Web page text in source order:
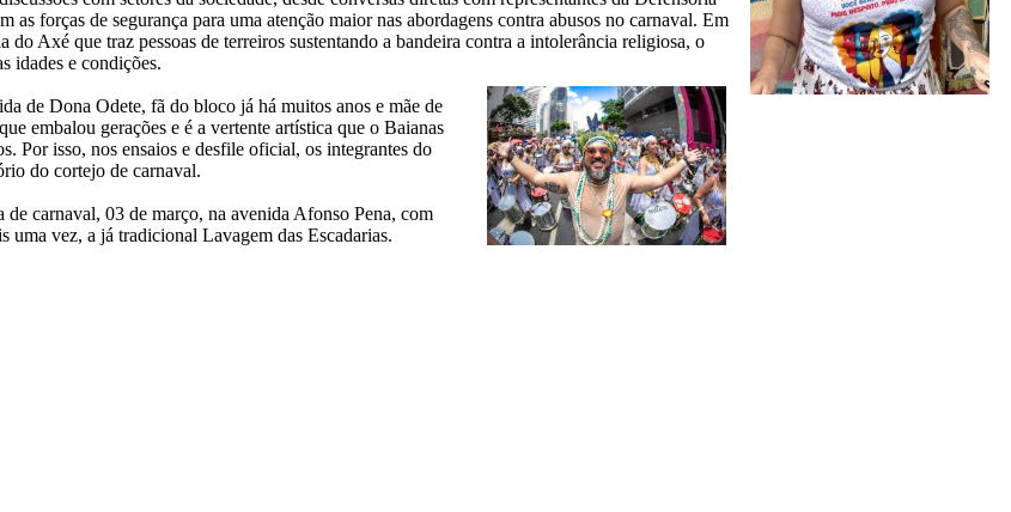
forças de segurança para uma atenção maior nas abordagens contra abusos no carnaval. Em
Axé que traz pessoas de terreiros sustentando a bandeira contra a intolerância religiosa, o
idades e condições.
de Dona Odete, fã do bloco já há muitos anos e mãe de
embalou gerações e é a vertente artística que o Baianas
Por isso, nos ensaios e desfile oficial, os integrantes do
do cortejo de carnaval.
carnaval, 03 de março, na avenida Afonso Pena, com
uma vez, a já tradicional Lavagem das Escadarias.